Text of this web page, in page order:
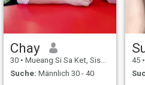
Chay
30 • Mueang Si Sa Ket, Sisaket, Thailand
Suche: Männlich 30 - 40
45 •